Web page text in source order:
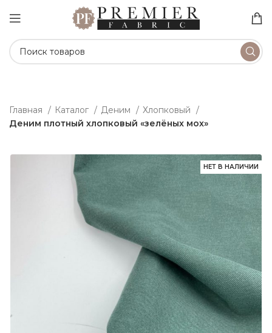
Главная Каталог Деним
Хлопковый
Деним плотный хлопковый «зелёных мох»
НЕТ В НАЛИЧИИ